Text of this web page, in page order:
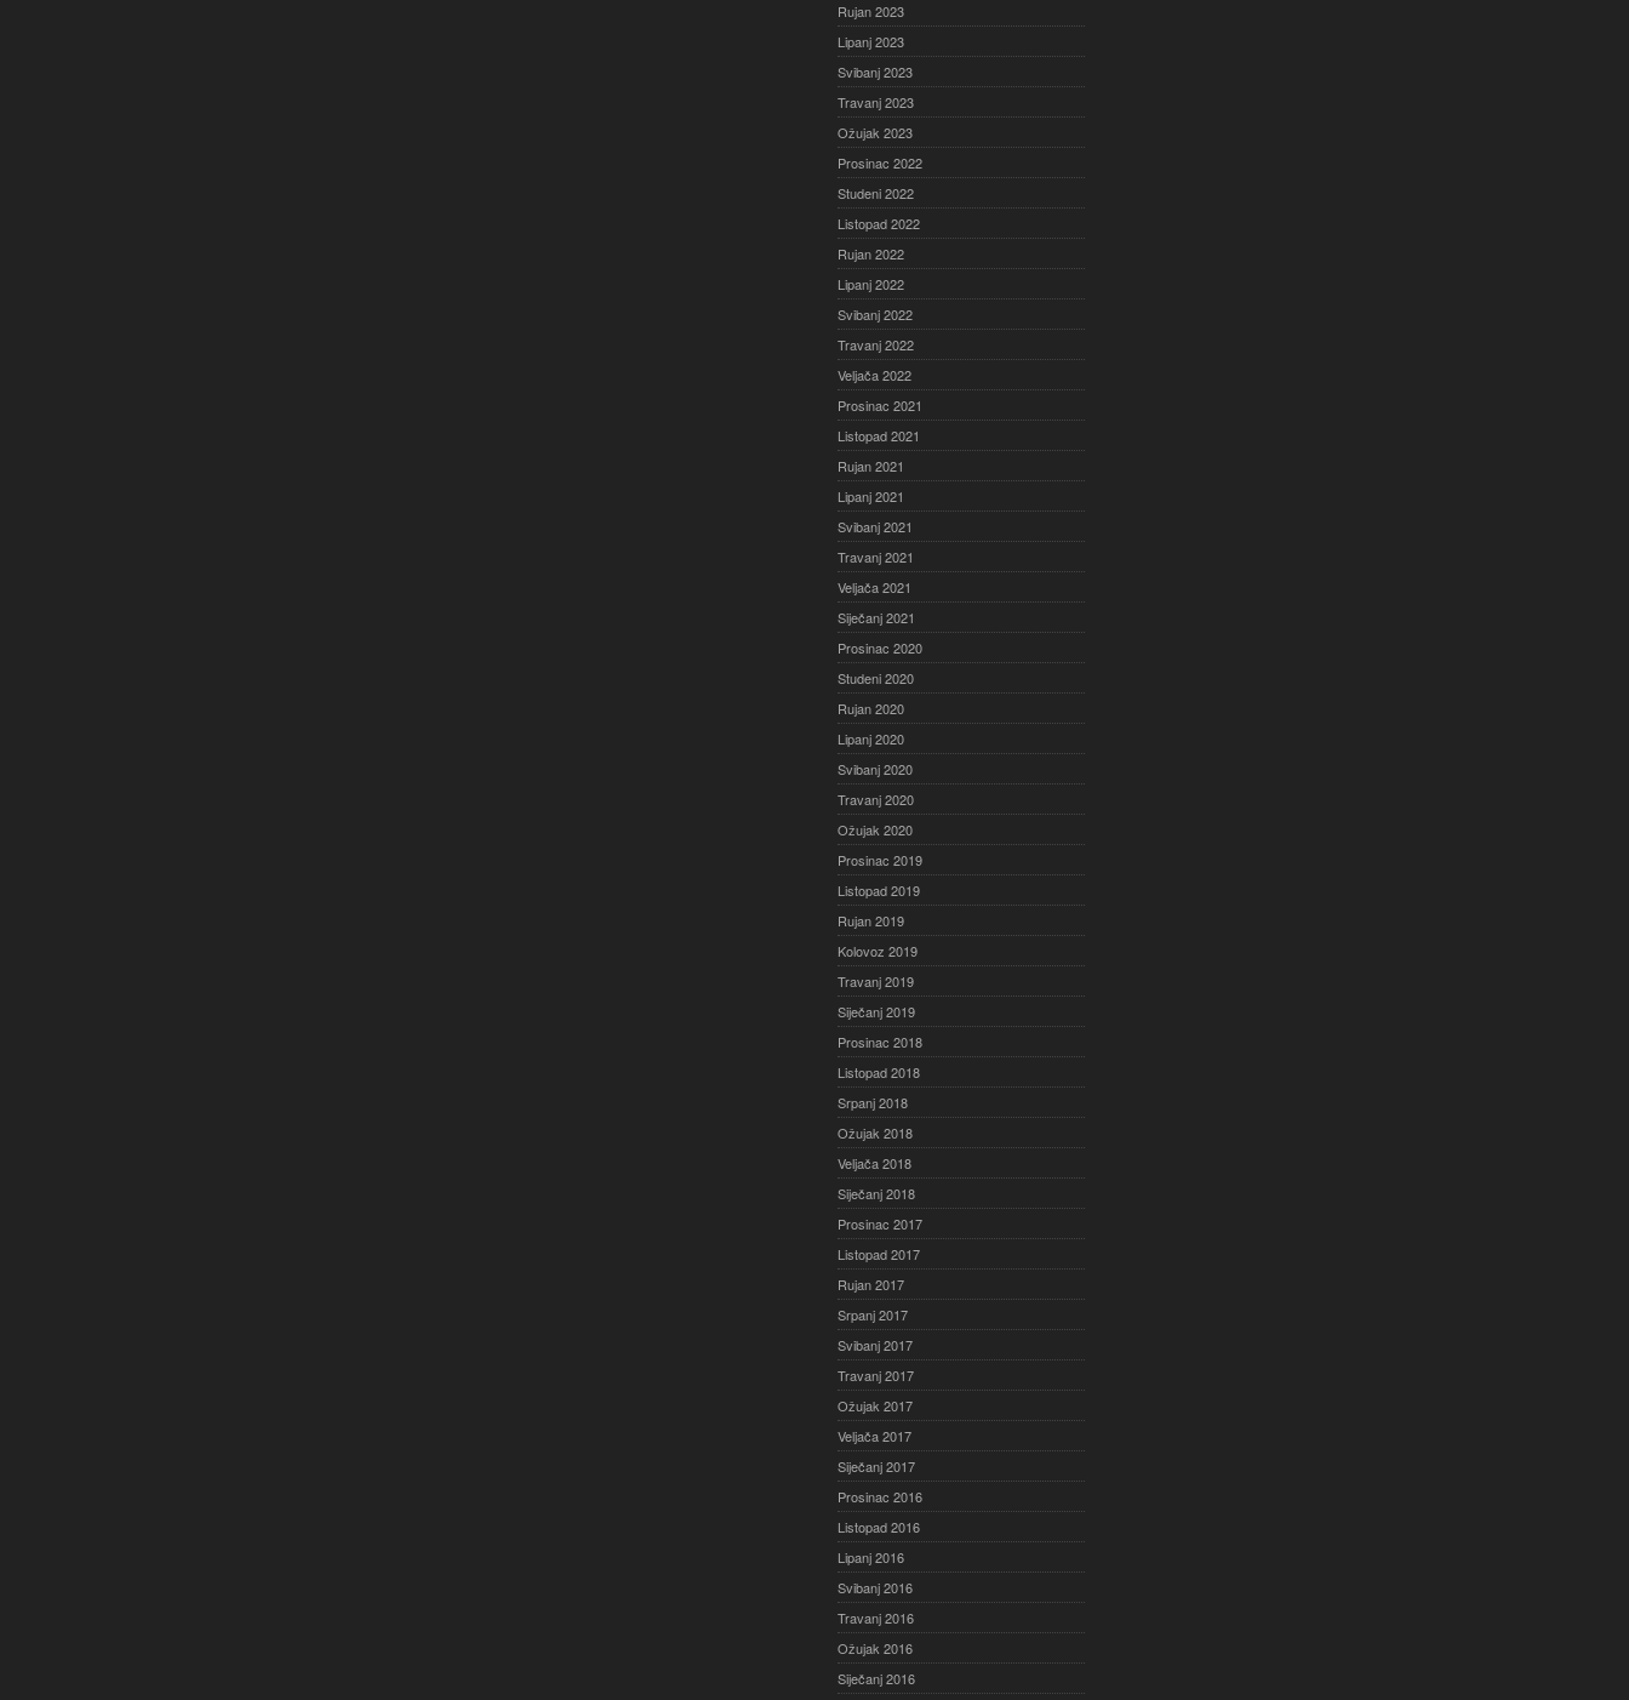
Rujan 2023
Lipanj 2023
Svibanj 2023
Travanj 2023
Ožujak 2023
Prosinac 2022
Studeni 2022
Listopad 2022
Rujan 2022
Lipanj 2022
Svibanj 2022
Travanj 2022
Veljača 2022
Prosinac 2021
Listopad 2021
Rujan 2021
Lipanj 2021
Svibanj 2021
Travanj 2021
Veljača 2021
Siječanj 2021
Prosinac 2020
Studeni 2020
Rujan 2020
Lipanj 2020
Svibanj 2020
Travanj 2020
Ožujak 2020
Prosinac 2019
Listopad 2019
Rujan 2019
Kolovoz 2019
Travanj 2019
Siječanj 2019
Prosinac 2018
Listopad 2018
Srpanj 2018
Ožujak 2018
Veljača 2018
Siječanj 2018
Prosinac 2017
Listopad 2017
Rujan 2017
Srpanj 2017
Svibanj 2017
Travanj 2017
Ožujak 2017
Veljača 2017
Siječanj 2017
Prosinac 2016
Listopad 2016
Lipanj 2016
Svibanj 2016
Travanj 2016
Ožujak 2016
Siječanj 2016